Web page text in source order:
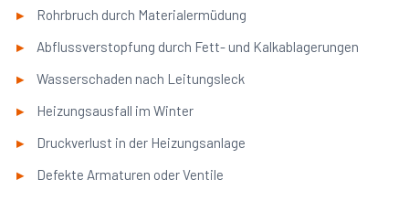
Rohrbruch durch Materialermüdung
Abflussverstopfung durch Fett- und Kalkablagerungen
Wasserschaden nach Leitungsleck
Heizungsausfall im Winter
Druckverlust in der Heizungsanlage
Defekte Armaturen oder Ventile